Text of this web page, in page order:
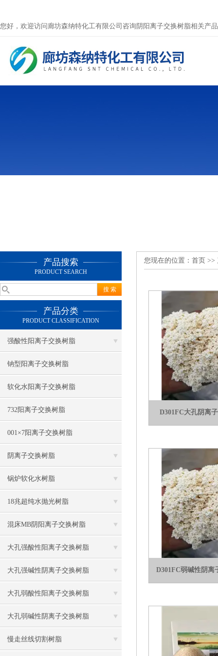
您好，欢迎访问廊坊森纳特化工有限公司咨询阴阳离子交换树脂相关产
产品搜索
PRODUCT SEARCH
产品分类
PRODUCT CLASSIFICATION
强酸性阳离子交换树脂
钠型阳离子交换树脂
软化水阳离子交换树脂
732阳离子交换树脂
001×7阳离子交换树脂
阴离子交换树脂
锅炉软化水树脂
18兆超纯水抛光树脂
混床MB阴阳离子交换树脂
大孔强酸性阳离子交换树脂
大孔强碱性阴离子交换树脂
大孔弱酸性阳离子交换树脂
大孔弱碱性阴离子交换树脂
慢走丝线切割树脂
您现在的位置： 首页 >>
D301FC大孔阴离
D301FC弱碱性阴离